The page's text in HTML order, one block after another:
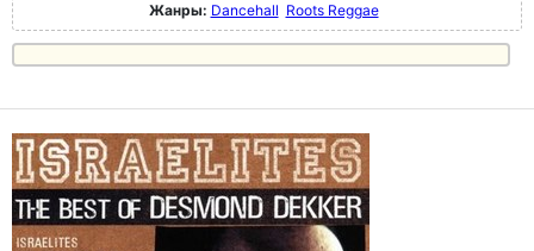
Жанры: Dancehall Roots Reggae